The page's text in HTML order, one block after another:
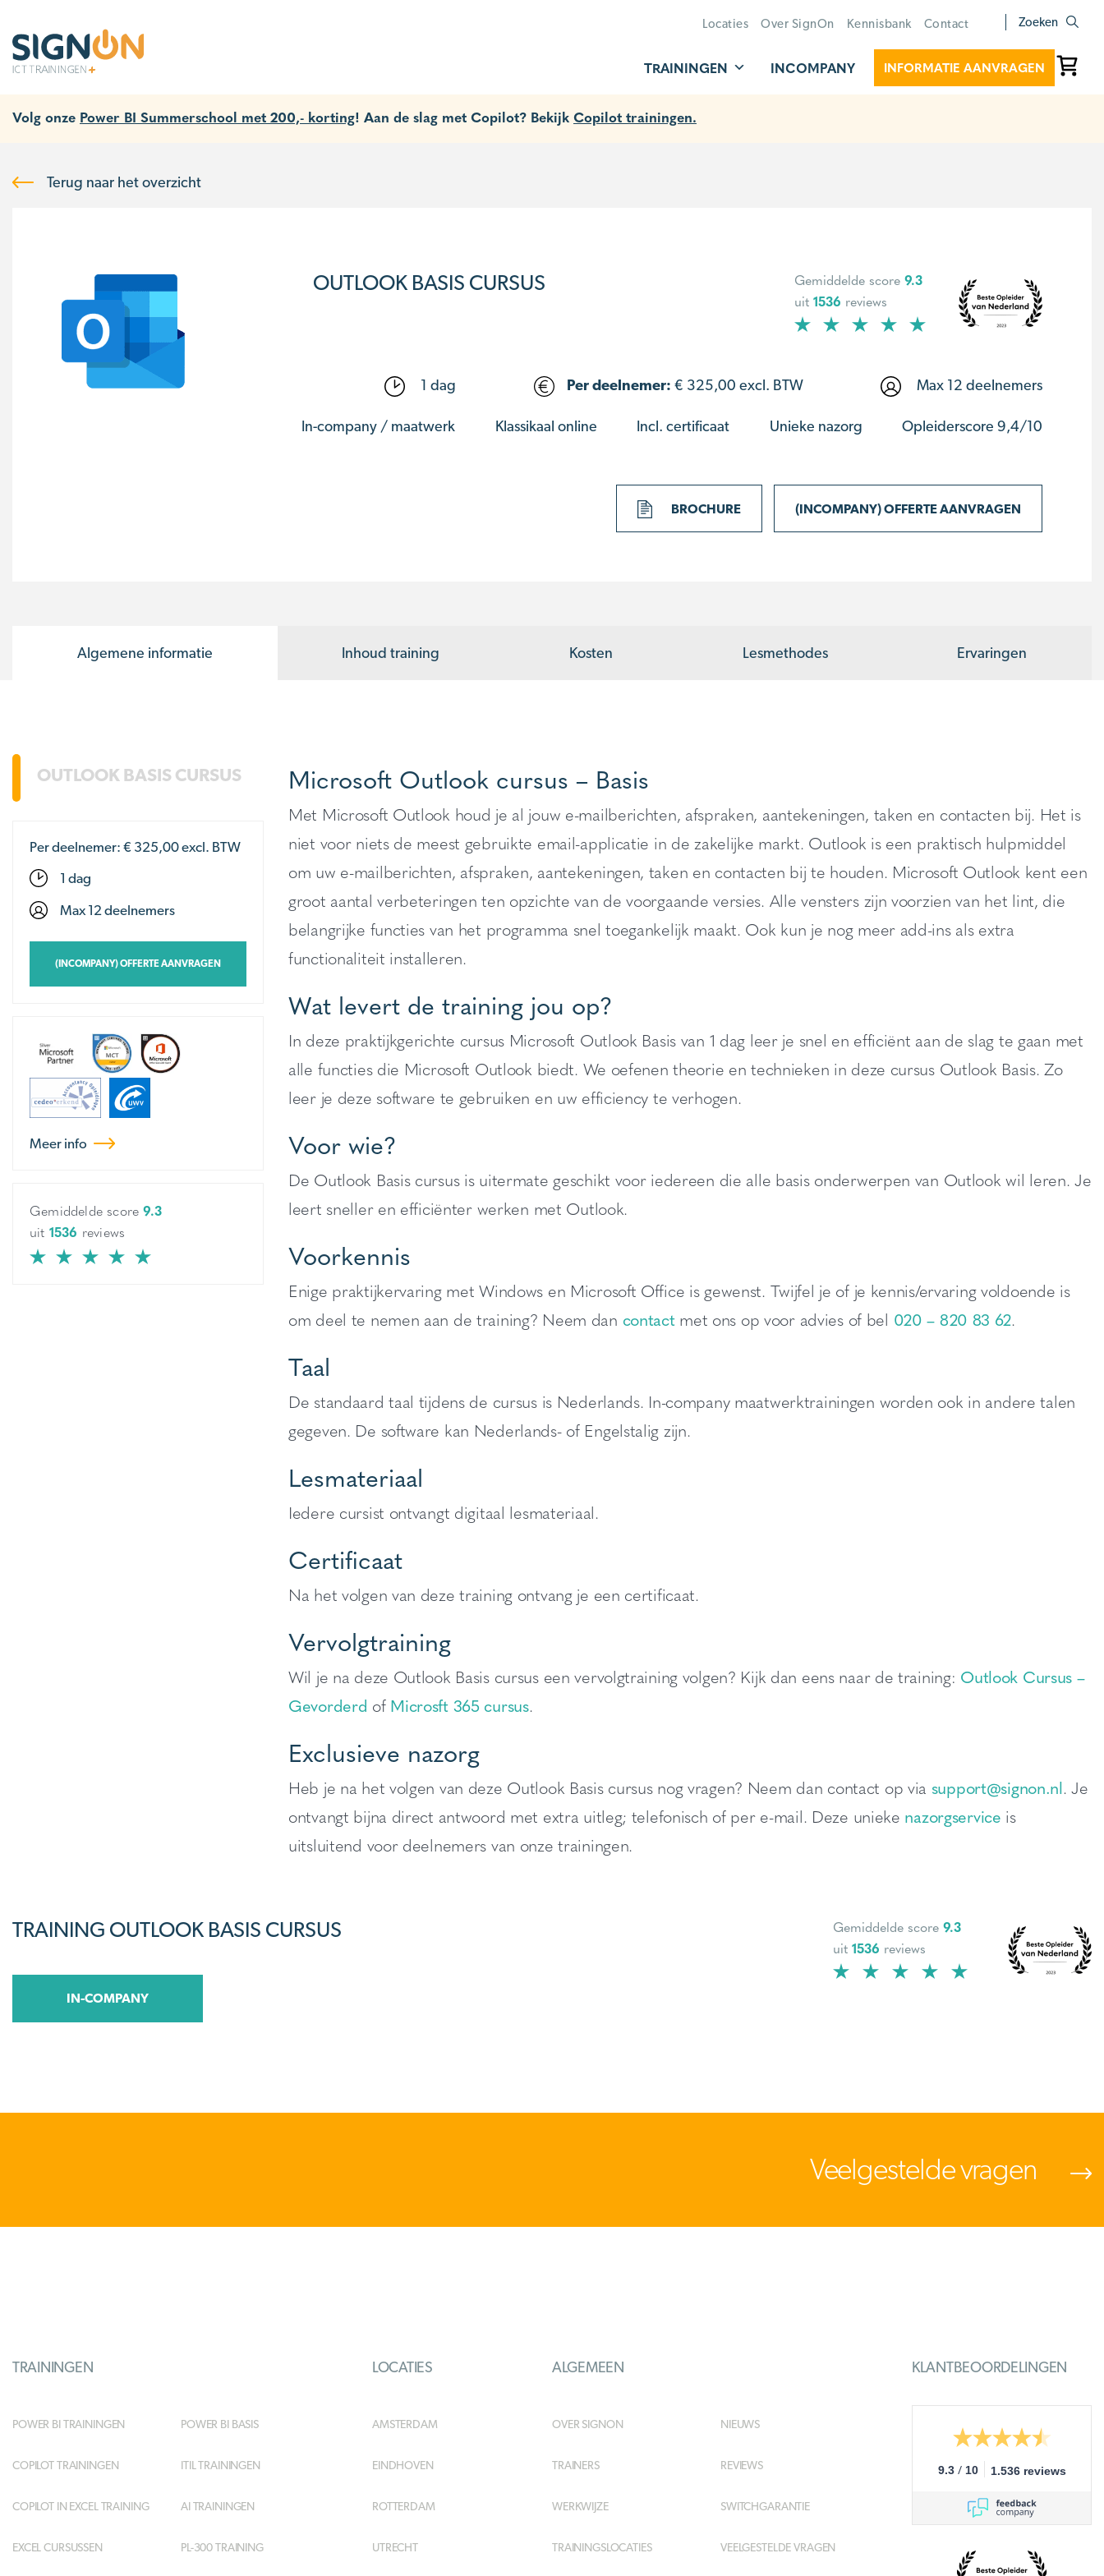
Locaties Over SignOn Kennisbank Contact Zoeken
TRAININGEN INCOMPANY INFORMATIE AANVRAGEN
Volg onze Power BI Summerschool met 200,- korting! Aan de slag met Copilot? Bekijk Copilot trainingen.
Terug naar het overzicht
OUTLOOK BASIS CURSUS Gemiddelde score 9.3
uit 1536 reviews
1 dag Per deelnemer: € 325,00 excl. BTW Max 12 deelnemers
In-company / maatwerk Klassikaal online Incl. certificaat Unieke nazorg Opleiderscore 9,4/10
BROCHURE (INCOMPANY) OFFERTE AANVRAGEN
Algemene informatie Inhoud training Kosten Lesmethodes Ervaringen
OUTLOOK BASIS CURSUS
Per deelnemer: € 325,00excl. BTW
1 dag
Max 12 deelnemers
(INCOMPANY) OFFERTE AANVRAGEN
Meer info
Gemiddelde score9.3
uit 1536 reviews
Microsoft Outlook cursus – Basis
Met Microsoft Outlook houd je al jouw e-mailberichten, afspraken, aantekeningen, taken en contacten bij. Het is
niet voor niets de meest gebruikte email-applicatie in de zakelijke markt. Outlook is een praktisch hulpmiddel
om uw e-mailberichten, afspraken, aantekeningen, taken en contacten bij te houden. Microsoft Outlook kent een
groot aantal verbeteringen ten opzichte van de voorgaande versies. Alle vensters zijn voorzien van het lint, die
belangrijke functies van het programma snel toegankelijk maakt. Ook kun je nog meer add-ins als extra
functionaliteit installeren.
Wat levert de training jou op?
In deze praktijkgerichte cursus Microsoft Outlook Basis van 1 dag leer je snel en efficiënt aan de slag te gaan met
alle functies die Microsoft Outlook biedt. We oefenen theorie en technieken in deze cursus Outlook Basis. Zo
leer je deze software te gebruiken en uw efficiency te verhogen.
Voor wie?
De Outlook Basis cursus is uitermate geschikt voor iedereen die alle basis onderwerpen van Outlook wil leren. Je
leert sneller en efficiënter werken met Outlook.
Voorkennis
Enige praktijkervaring met Windows en Microsoft Office is gewenst. Twijfel je of je kennis/ervaring voldoende is
om deel te nemen aan de training? Neem dan contactmet ons op voor advies of bel 020 – 820 83 62.
Taal
De standaard taal tijdens de cursus is Nederlands. In-company maatwerktrainingen worden ook in andere talen
gegeven. De software kan Nederlands- of Engelstalig zijn.
Lesmateriaal
Iedere cursist ontvangt digitaal lesmateriaal.
Certificaat
Na het volgen van deze training ontvang je een certificaat.
Vervolgtraining
Wil je na deze Outlook Basis cursus een vervolgtraining volgen? Kijk dan eens naar de training: Outlook Cursus –
Gevorderd of Microsft 365 cursus.
Exclusieve nazorg
Heb je na het volgen van deze Outlook Basis cursus nog vragen? Neem dan contact op via support@signon.nl. Je
ontvangt bijna direct antwoord met extra uitleg; telefonisch of per e-mail. Deze unieke nazorgservice is
uitsluitend voor deelnemers van onze trainingen.
TRAINING OUTLOOK BASIS CURSUS
IN-COMPANY
Gemiddelde score 9.3
uit 1536 reviews
Veelgestelde vragen
TRAININGEN
POWER BI TRAININGEN POWER BI BASIS
COPILOT TRAININGEN ITIL TRAININGEN
COPILOT IN EXCEL TRAINING AI TRAININGEN
EXCEL CURSUSSEN PL-300 TRAINING
LOCATIES
AMSTERDAM
EINDHOVEN
ROTTERDAM
UTRECHT
ALGEMEEN
OVER SIGNON NIEUWS
TRAINERS REVIEWS
WERKWIJZE SWITCHGARANTIE
TRAININGSLOCATIES VEELGESTELDE VRAGEN
KLANTBEOORDELINGEN
9.3 / 10 1.536 reviews